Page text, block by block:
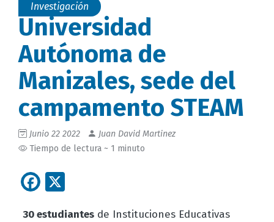
Investigación
Universidad
Autónoma de
Manizales, sede del
campamento STEAM
Junio 22 2022
Juan David Martinez
Tiempo de lectura ~ 1 minuto
Facebook
30 estudiantesde Instituciones Educativas